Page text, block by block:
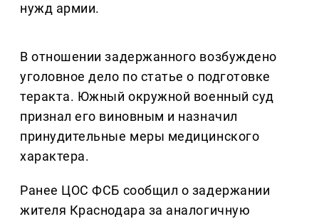
нужд армии.
В отношении задержанного возбуждено
уголовное дело по статье о подготовке
теракта. Южный окружной военный суд
признал его виновным и назначил
принудительные меры медицинского
характера.
Ранее ЦОС ФСБ сообщил о задержании
жителя Краснодара за аналогичную